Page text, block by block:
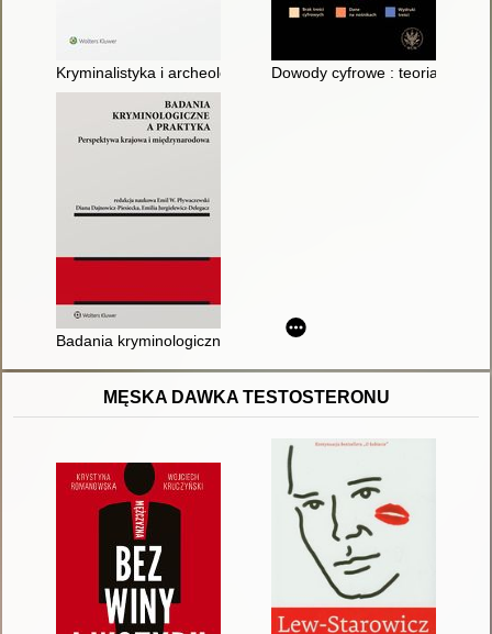
Kryminalistyka i archeologia sądowa w procesie poszukiwania
Dowody cyfrowe : teoria i
Badania kryminologiczne a praktyka : perspektywa krajowa i
MĘSKA DAWKA TESTOSTERONU